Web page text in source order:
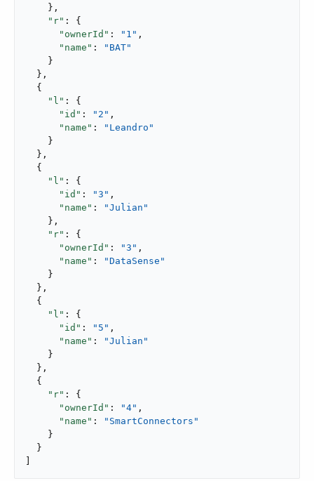
    },
"r" : {
"ownerId" : "1" ,
"name" :
"BAT"
    }
  },
  {
"l" : {
"id" : "2" ,
"name" :
"Leandro"
    }
  },
  {
"l" : {
"id" : "3" ,
"name" :
"Julian"
    },
"r" : {
"ownerId" : "3" ,
"name" :
"DataSense"
    }
  },
  {
"l" : {
"id" : "5" ,
"name" :
"Julian"
    }
  },
  {
"r" : {
"ownerId" : "4" ,
"name" :
"SmartConnectors"
    }
  }